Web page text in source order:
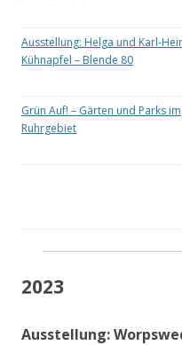
Ausstellung: Helga und Karl-
Kühnapfel – Blende 80
Grün Auf! – Gärten und Parks im
Ruhrgebiet
2023
Ausstellung: